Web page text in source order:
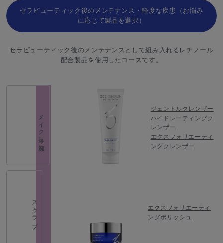
セラピューティック後のメンテナンス・軽度な疾患（お悩み
に応じて製品を選択）
セラピューティック後のメンテナンスとして組み入れるレチノール
配合製品を使用したコースです。
メイク落し・洗顔
ジェントルクレンザー
ハイドレーティングク
レンザー
エクスフォリエーティ
ングクレンザー
スクラブ
エクスフォリエーティ
ングポリッシュ